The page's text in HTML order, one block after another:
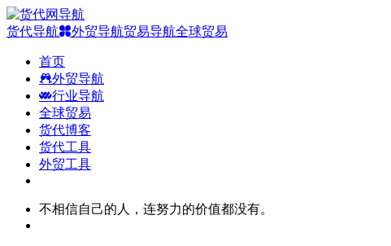
货代导航 外贸导航贸易导航全球贸易
首页
外贸导航
行业导航
全球贸易
货代博客
货代工具
外贸工具
不相信自己的人，连努力的价值都没有。